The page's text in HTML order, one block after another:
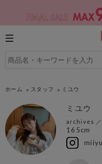
ホーム スタッフ ミユウ
ミユウ
archives
165cm